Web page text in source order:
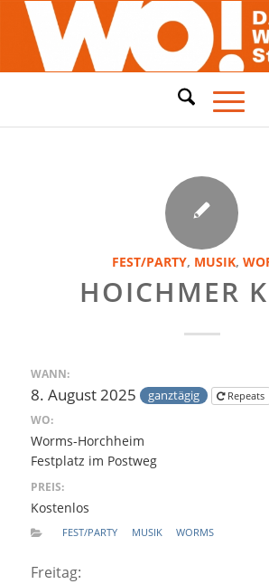
FEST/PARTY, MUSIK,
HOICHMER
WANN:
8. August 2025 ganztägig Repeats
WO:
Worms-Horchheim
Festplatz im Postweg
PREIS:
Kostenlos
FEST/PARTY MUSIK WORMS
Freitag: